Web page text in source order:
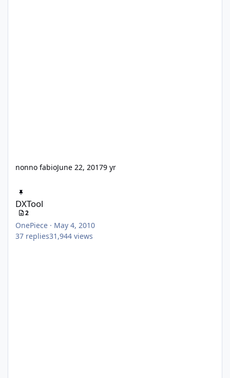
nonno fabioJune 22, 20179 yr
DXTool
2
OnePiece · May 4, 2010
37 replies31,944 views